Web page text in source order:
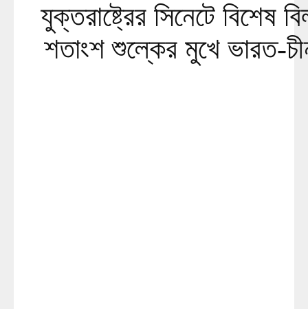
যুক্তরাষ্ট্রের সিনেটে বিশেষ
শতাংশ শুল্কের মুখে ভারত-